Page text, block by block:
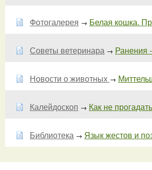
Фотогалерея → Белая кошка.
Советы ветеринара → Ранения
Новости о животных →
Калейдоскоп → Как не
Библиотека → Язык жестов и